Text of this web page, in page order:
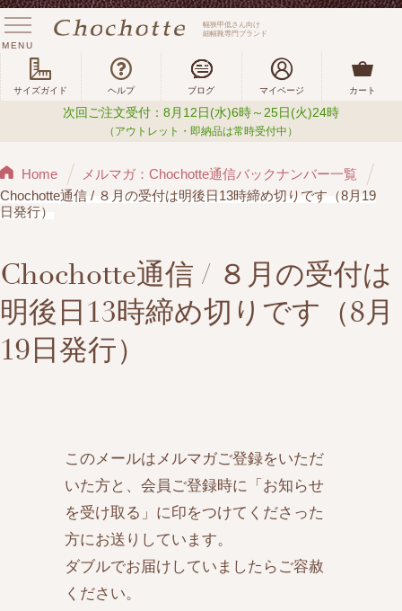
幅狭甲低さん向け
細幅靴専門ブランド
MENU
サイズガイド ヘルプ ブログ マイページ カート
次回ご注文受付：8月12日(水)6時～25日(火)24時
（アウトレット・即納品は常時受付中）
Home
メルマガ：Chochotte通信バックナンバー一覧
Chochotte通信 / ８月の受付は明後日13時締め切りです（8月19
日発行）
Chochotte通信 / ８月の受付は
明後日13時締め切りです（8月
19日発行）
このメールはメルマガご登録をいただ
いた方と、会員ご登録時に「お知らせ
を受け取る」に印をつけてくださった
方にお送りしています。
ダブルでお届けしていましたらご容赦
ください。